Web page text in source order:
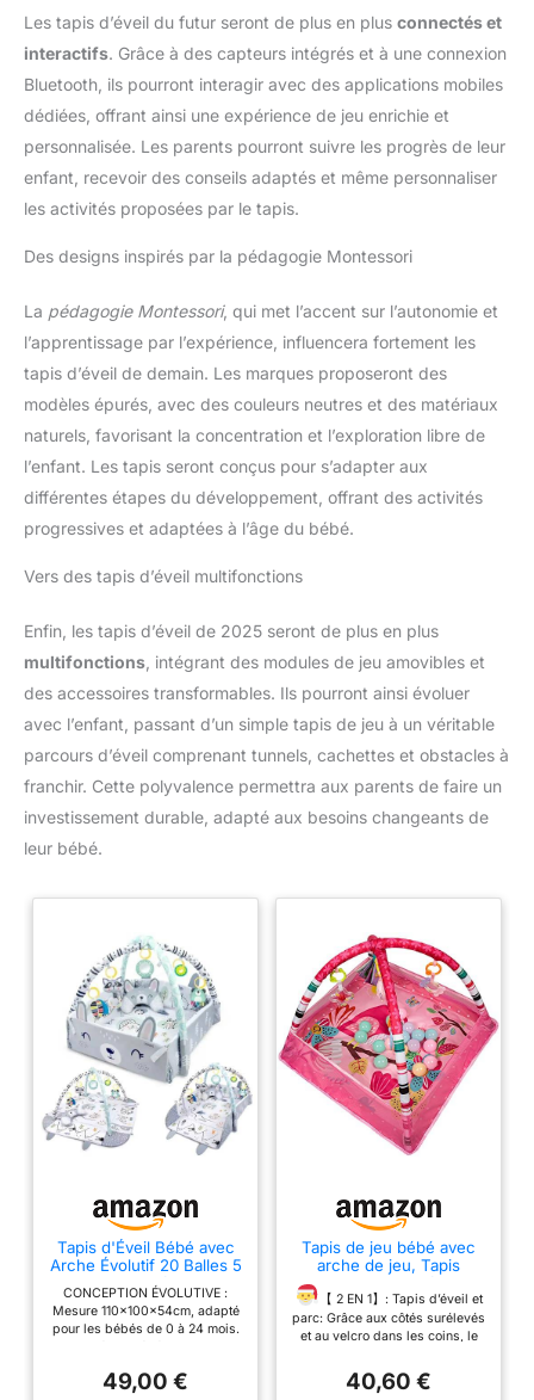
Les tapis d’éveil du futur seront de plus en plus connectés et
interactifs. Grâce à des capteurs intégrés et à une connexion
Bluetooth, ils pourront interagir avec des applications mobiles
dédiées, offrant ainsi une expérience de jeu enrichie et
personnalisée. Les parents pourront suivre les progrès de leur
enfant, recevoir des conseils adaptés et même personnaliser
les activités proposées par le tapis.
Des designs inspirés par la pédagogie Montessori
La pédagogie Montessori, qui met l’accent sur l’autonomie et
l’apprentissage par l’expérience, influencera fortement les
tapis d’éveil de demain. Les marques proposeront des
modèles épurés, avec des couleurs neutres et des matériaux
naturels, favorisant la concentration et l’exploration libre de
l’enfant. Les tapis seront conçus pour s’adapter aux
différentes étapes du développement, offrant des activités
progressives et adaptées à l’âge du bébé.
Vers des tapis d’éveil multifonctions
Enfin, les tapis d’éveil de 2025 seront de plus en plus
multifonctions, intégrant des modules de jeu amovibles et
des accessoires transformables. Ils pourront ainsi évoluer
avec l’enfant, passant d’un simple tapis de jeu à un véritable
parcours d’éveil comprenant tunnels, cachettes et obstacles à
franchir. Cette polyvalence permettra aux parents de faire un
investissement durable, adapté aux besoins changeants de
leur bébé.
Tapis d'Éveil Bébé avec
Arche Évolutif 20 Balles 5
Jouets Multifonction
CONCEPTION ÉVOLUTIVE :
Mesure 110x100x54cm, adapté
pour les bébés de 0 à 24 mois.
développement et la sécurité.
49,00 €
Tapis de jeu bébé avec
arche de jeu, Tapis
Multifonction 2en1 Rose,
18 Balles Incluses, Arche
de Jeu, 7 Jouets
la Naissance
【 2 EN 1】: Tapis d’éveil et
parc: Grâce aux côtés surélevés
et au velcro dans les coins, le
parc confortable en quelques
secondes, qui servira de centre
40,60 €